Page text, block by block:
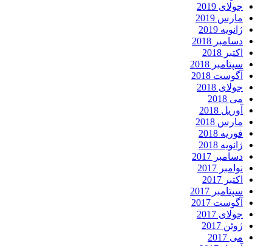
جولای 2019
مارس 2019
ژانویه 2019
دسامبر 2018
اکتبر 2018
سپتامبر 2018
آگوست 2018
جولای 2018
می 2018
آوریل 2018
مارس 2018
فوریه 2018
ژانویه 2018
دسامبر 2017
نوامبر 2017
اکتبر 2017
سپتامبر 2017
آگوست 2017
جولای 2017
ژوئن 2017
می 2017